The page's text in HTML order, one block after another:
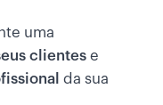
uma
clientes e
da sua